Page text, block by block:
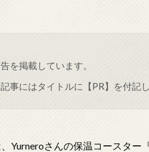
を掲載しています。
事にはタイトルに【PR】を付記
Yurneroさんの保温コースター